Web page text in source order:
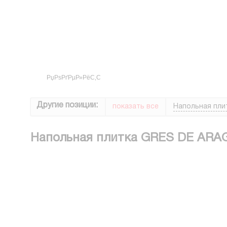
Другие позиции: показать все Напольная
Напольная плитка GRES DE